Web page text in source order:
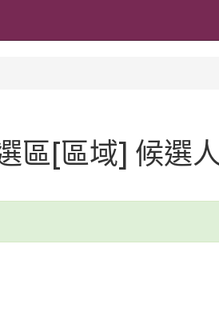
區[區域] 候選人